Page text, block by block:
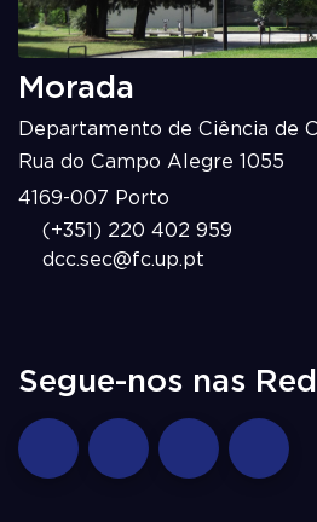
Morada
Departamento de Ciência de
Rua do Campo Alegre 1055
4169-007 Porto
(+351) 220 402 959
dcc.sec@fc.up.pt
Segue-nos nas